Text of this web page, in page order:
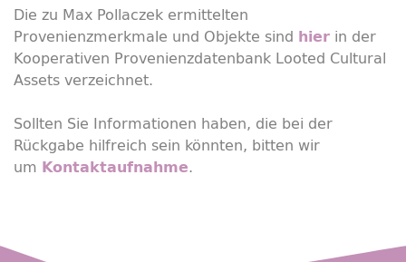
Die zu Max Pollaczek ermittelten
Provenienzmerkmale und Objekte sind hier in der
Kooperativen Provenienzdatenbank Looted Cultural
Assets verzeichnet.
Sollten Sie Informationen haben, die bei der
Rückgabe hilfreich sein könnten, bitten wir
um Kontaktaufnahme.